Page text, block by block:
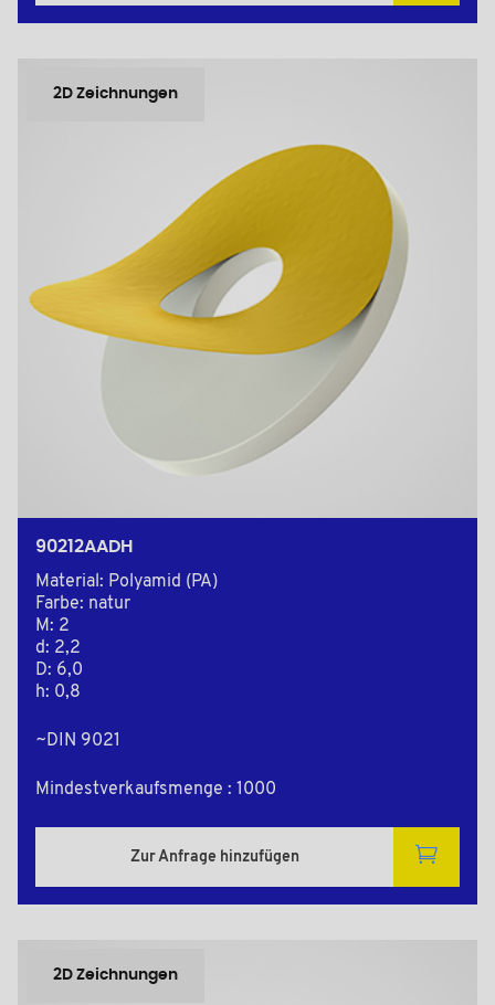
2D Zeichnungen
90212AADH
Material: Polyamid (PA)
Farbe: natur
M: 2
d: 2,2
D: 6,0
h: 0,8
~DIN 9021
Mindestverkaufsmenge : 1000
Zur Anfrage hinzufügen
2D Zeichnungen